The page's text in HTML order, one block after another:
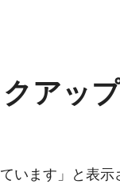
アッ
ます」と表示